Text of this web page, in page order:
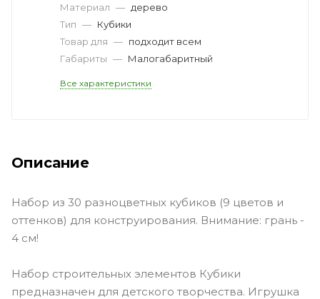
Материал — дерево
Тип — Кубики
Товар для — подходит всем
Габариты — Малогабаритный
Все характеристики
Описание
Набор из 30 разноцветных кубиков (9 цветов и
оттенков) для конструирования. Внимание: грань -
4 см!
Набор строительных элементов Кубики
предназначен для детского творчества. Игрушка